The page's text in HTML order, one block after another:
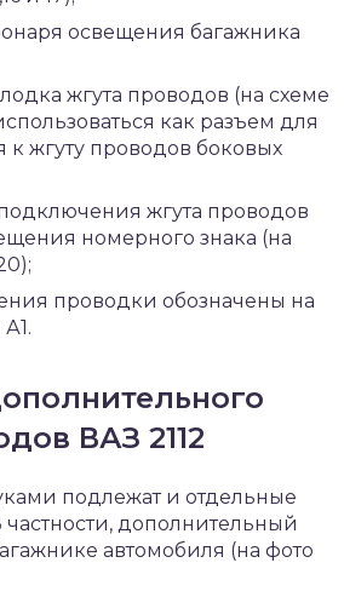
освещения багажника
жгута проводов (на схеме
как разъем для
жгуту проводов боковых
жгута проводов
номерного знака (на
проводки обозначены на
ВАЗ 2112
подлежат и отдельные
дополнительный
автомобиля (на фото